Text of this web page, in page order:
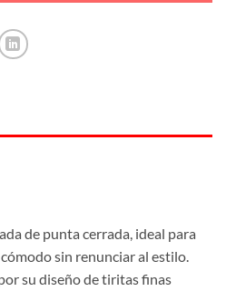
de punta cerrada, ideal para
sin renunciar al estilo.
su diseño de tiritas finas